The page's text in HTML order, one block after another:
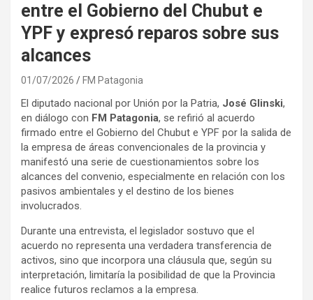
entre el Gobierno del Chubut e
YPF y expresó reparos sobre sus
alcances
01/07/2026 FM Patagonia
El diputado nacional por Unión por la Patria, José Glinski,
en diálogo con FM Patagonia, se refirió al acuerdo
firmado entre el Gobierno del Chubut e YPF por la salida de
la empresa de áreas convencionales de la provincia y
manifestó una serie de cuestionamientos sobre los
alcances del convenio, especialmente en relación con los
pasivos ambientales y el destino de los bienes
involucrados.
Durante una entrevista, el legislador sostuvo que el
acuerdo no representa una verdadera transferencia de
activos, sino que incorpora una cláusula que, según su
interpretación, limitaría la posibilidad de que la Provincia
realice futuros reclamos a la empresa.